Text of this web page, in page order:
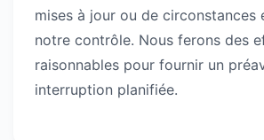
mises à jour ou de circonstances
notre contrôle. Nous ferons des
raisonnables pour fournir un
interruption planifiée.